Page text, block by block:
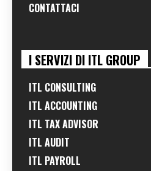
CONTATTACI
I SERVIZI DI ITL GROUP
ITL CONSULTING
ITL ACCOUNTING
ITL TAX ADVISOR
ITL AUDIT
ITL PAYROLL